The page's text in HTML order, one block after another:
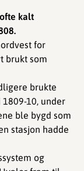
kalt
for
brukt som
brukte
10, under
ble bygd som
stasjon hadde
og